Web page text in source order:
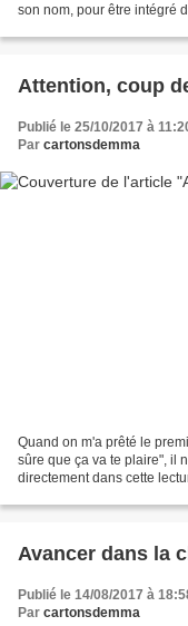
son nom, pour être intégré
Attention, coup
Publié le 25/10/2017 à
Par cartonsdemma
Quand on m'a prêté le
sûre que ça va te plaire", il
directement dans cette
Avancer dans la
Publié le 14/08/2017 à
Par cartonsdemma